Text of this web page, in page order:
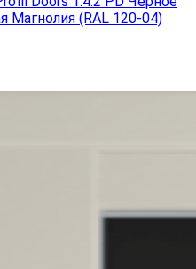
Магнолия (RAL 120-04)